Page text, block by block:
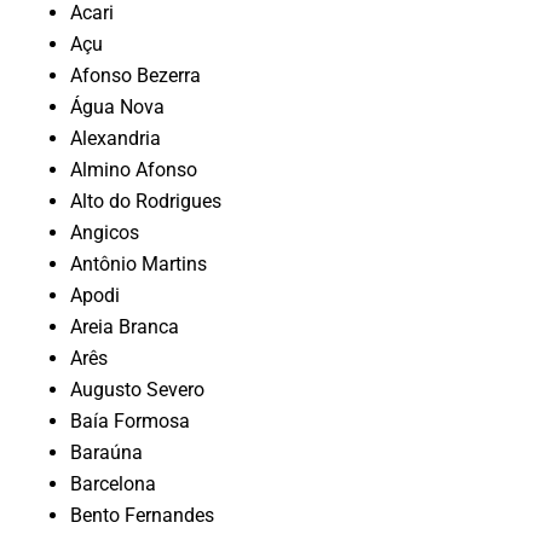
Acari
Açu
Afonso Bezerra
Água Nova
Alexandria
Almino Afonso
Alto do Rodrigues
Angicos
Antônio Martins
Apodi
Areia Branca
Arês
Augusto Severo
Baía Formosa
Baraúna
Barcelona
Bento Fernandes